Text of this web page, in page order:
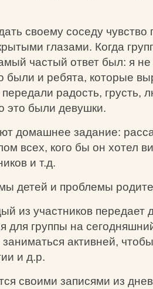
своему соседу
глазами. Когда
частый ответ был: я
были и ребята, которые
радость, грусть,
это были девушки.
домашнее задание:
всех, кого бы он хотел
и т.д.
детей и проблемы
из участников передает
для группы на
активней,
и д.р.
своими записями из